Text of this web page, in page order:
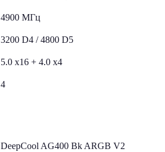
4900 МГц
3200 D4 / 4800 D5
5.0 x16 + 4.0 х4
4
DeepCool AG400 Bk ARGB V2